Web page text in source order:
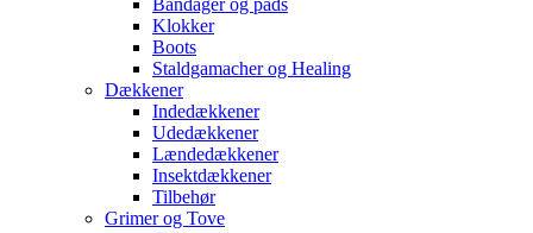
Bandager og pads
Klokker
Boots
Staldgamacher og Healing
Dækkener
Indedækkener
Udedækkener
Lændedækkener
Insektdækkener
Tilbehør
Grimer og Tove